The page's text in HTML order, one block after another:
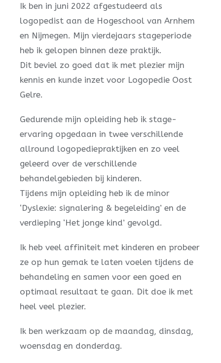
Ik ben in juni 2022 afgestudeerd als
logopedist aan de Hogeschool van Arnhem
en Nijmegen. Mijn vierdejaars stageperiode
heb ik gelopen binnen deze praktijk.
Dit beviel zo goed dat ik met plezier mijn
kennis en kunde inzet voor Logopedie Oost
Gelre.
Gedurende mijn opleiding heb ik stage-
ervaring opgedaan in twee verschillende
allround logopediepraktijken en zo veel
geleerd over de verschillende
behandelgebieden bij kinderen.
Tijdens mijn opleiding heb ik de minor
‘Dyslexie: signalering & begeleiding’ en de
verdieping ‘Het jonge kind’ gevolgd.
Ik heb veel affiniteit met kinderen en probeer
ze op hun gemak te laten voelen tijdens de
behandeling en samen voor een goed en
optimaal resultaat te gaan. Dit doe ik met
heel veel plezier.
Ik ben werkzaam op de maandag, dinsdag,
woensdag en donderdag.